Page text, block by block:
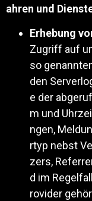
ahren und
Erhebung
Zugriff auf
so
den
e der
m und
ngen,
rtyp nebst
zers,
d im
rovider